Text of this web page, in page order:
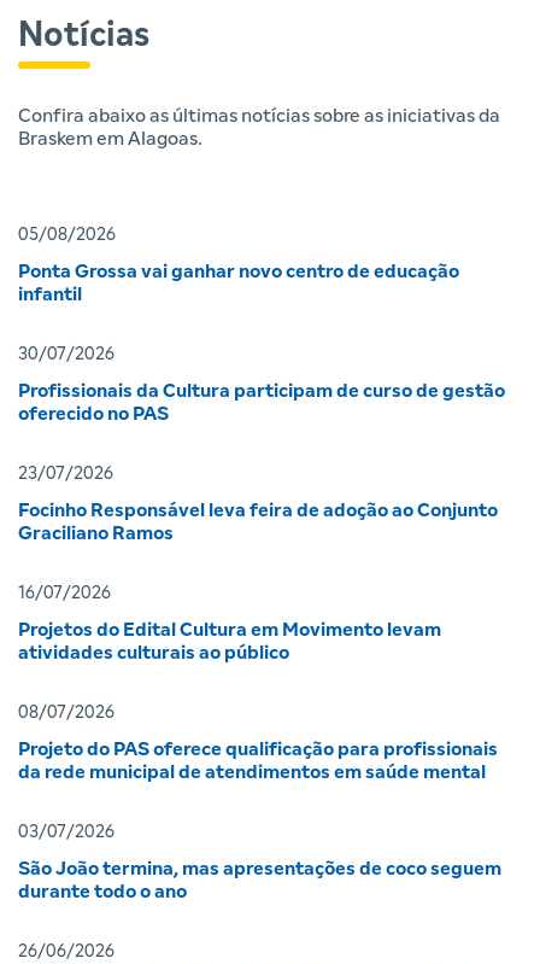
Notícias
Confira abaixo as últimas notícias sobre as iniciativas da
Braskem em Alagoas.
05/08/2026
Ponta Grossa vai ganhar novo centro de educação
infantil
30/07/2026
Profissionais da Cultura participam de curso de gestão
oferecido no PAS
23/07/2026
Focinho Responsável leva feira de adoção ao Conjunto
Graciliano Ramos
16/07/2026
Projetos do Edital Cultura em Movimento levam
atividades culturais ao público
08/07/2026
Projeto do PAS oferece qualificação para profissionais
da rede municipal de atendimentos em saúde mental
03/07/2026
São João termina, mas apresentações de coco seguem
durante todo o ano
26/06/2026